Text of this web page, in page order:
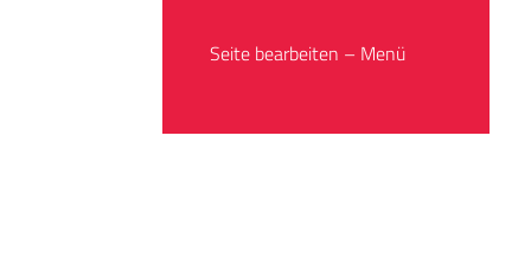
Seite bearbeiten – Menü